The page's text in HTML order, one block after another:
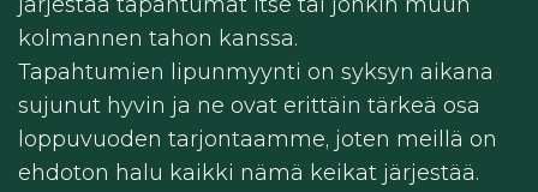
kolmannen tahon kanssa.
Tapahtumien lipunmyynti on syksyn aikana
sujunut hyvin ja ne ovat erittäin tärkeä osa
loppuvuoden tarjontaamme, joten meillä on
ehdoton halu kaikki nämä keikat järjestää.